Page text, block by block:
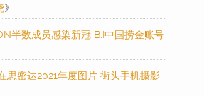
》
半数成员感染新冠 B.I中国捞金账号
思密达2021年度图片 街头手机摄影